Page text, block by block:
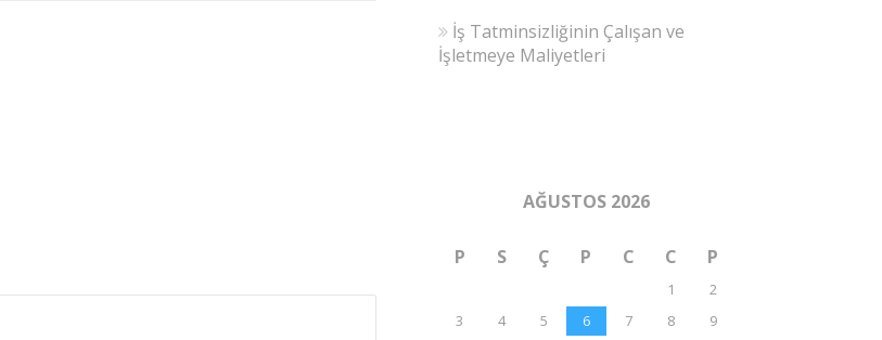
İş Tatminsizliğinin Çalışan ve
İşletmeye Maliyetleri
AĞUSTOS 2026
P S Ç P C C P
1
2
3
4 5 6 7 8
9